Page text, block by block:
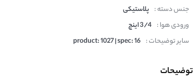
جنس دسته : پلاستیکی
ورودی هوا : 3/4 اینچ
سایر توضیحات : product: 1027 | spec: 16
توضیحات